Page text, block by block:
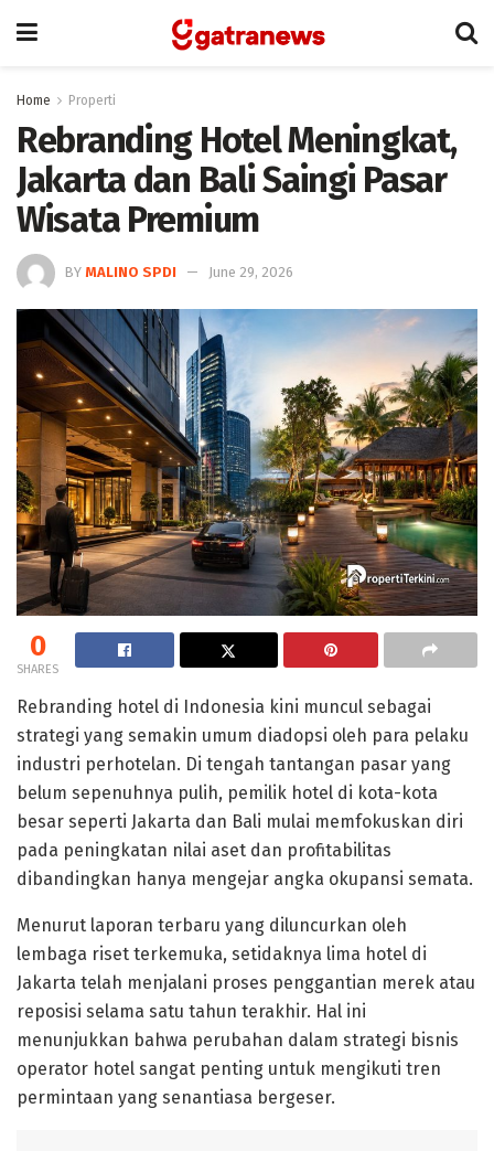
Home Properti
Rebranding Hotel Meningkat,
Jakarta dan Bali Saingi Pasar
Wisata Premium
BY MALINO SPDI June 29, 2026
0
SHARES
Rebranding hotel di Indonesia kini muncul sebagai
strategi yang semakin umum diadopsi oleh para pelaku
industri perhotelan. Di tengah tantangan pasar yang
belum sepenuhnya pulih, pemilik hotel di kota-kota
besar seperti Jakarta dan Bali mulai memfokuskan diri
pada peningkatan nilai aset dan profitabilitas
dibandingkan hanya mengejar angka okupansi semata.
Menurut laporan terbaru yang diluncurkan oleh
lembaga riset terkemuka, setidaknya lima hotel di
Jakarta telah menjalani proses penggantian merek atau
reposisi selama satu tahun terakhir. Hal ini
menunjukkan bahwa perubahan dalam strategi bisnis
operator hotel sangat penting untuk mengikuti tren
permintaan yang senantiasa bergeser.